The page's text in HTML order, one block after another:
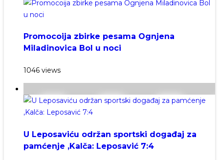
Promocoija zbirke pesama Ognjena
Miladinovica Bol u noci
1046 views
U Leposaviću održan sportski događaj za
pamćenje ,Kalča: Leposavić 7:4